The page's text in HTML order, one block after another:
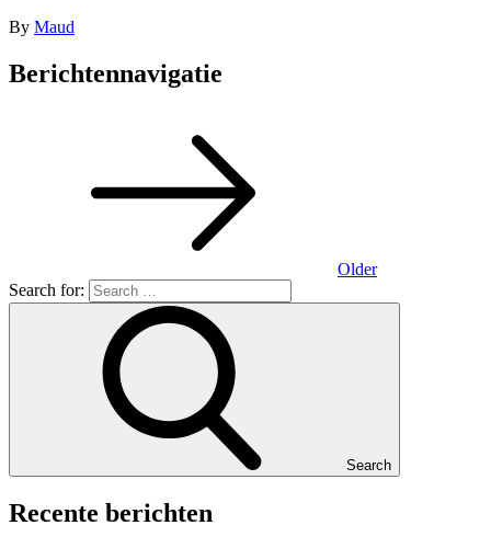
By Maud
Berichtennavigatie
Older
Search for:
Search
Recente berichten